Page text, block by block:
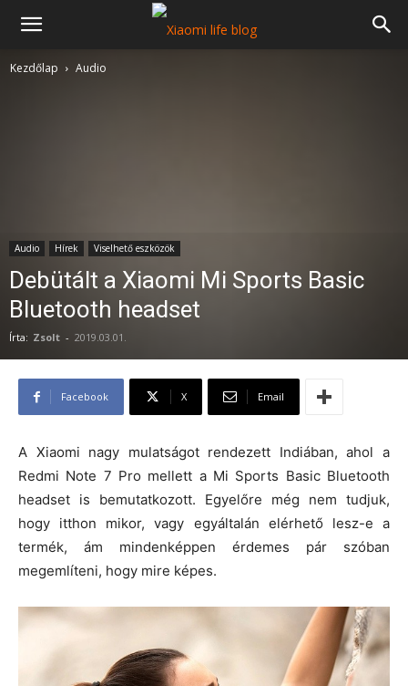
Kezdőlap Audio
Audio Hírek Viselhető eszközök
Debütált a Xiaomi Mi Sports Basic
Bluetooth headset
Írta: Zsolt - 2019.03.01.
Facebook X Email
A Xiaomi nagy mulatságot rendezett Indiában, ahol a
Redmi Note 7 Pro mellett a Mi Sports Basic Bluetooth
headset is bemutatkozott. Egyelőre még nem tudjuk,
hogy itthon mikor, vagy egyáltalán elérhető lesz-e a
termék, ám mindenképpen érdemes pár szóban
megemlíteni, hogy mire képes.